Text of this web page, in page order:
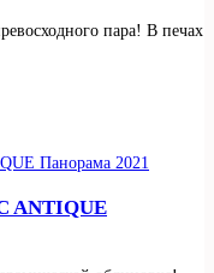
пара! В печах
ANTIQUE